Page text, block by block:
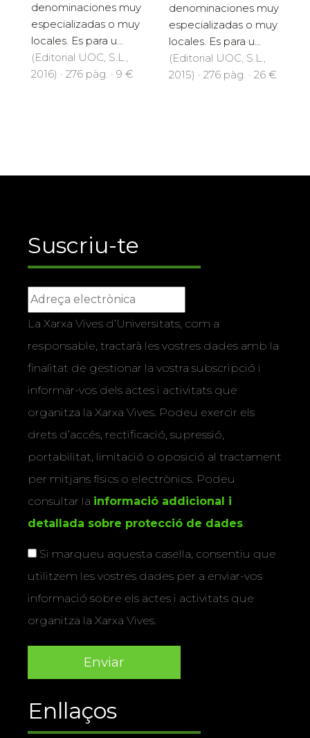
denominaciones muy
especializadas o muy
locales. Es para u...
(Editorial UOC, S.L.,
2016) · 276 pàg. · 9 €
denominaciones muy
especializadas o muy
locales. Es para u...
(Editorial UOC, S.L.,
2015) · 276 pàg. · 26 €
Suscriu-te
La Xarxa Vives d’Universitats, com a
responsable, tractarà les vostres dades amb la
finalitat de gestionar la vostra subscripció i
informar-vos dels actes i activitats que
organitza la Xarxa Vives. Podeu exercir els
drets d’accés, rectificació, supressió,
portabilitat, limitació o oposició al tractament
per mitjans físics o electrònics. Podeu
consultar la informació addicional i
detallada sobre protecció de dades.
Si marqueu aquesta casella, consentiu que
utilitzem les vostres dades per a enviar-vos
informació sobre els actes i activitats que
organitza la Xarxa Vives.
Enllaços